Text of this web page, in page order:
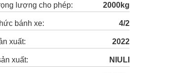
lượng cho phép: 2000kg
bánh xe: 4/2
xuất: 2022
xuất: NIULI